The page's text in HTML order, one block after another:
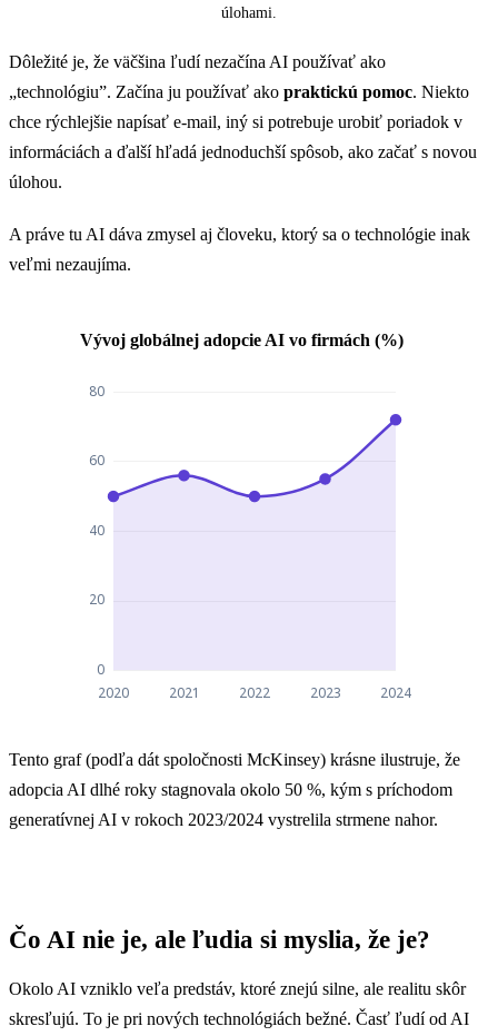
úlohami.
Dôležité je, že väčšina ľudí nezačína AI používať ako
„technológiu”. Začína ju používať ako praktickú pomoc. Niekto
chce rýchlejšie napísať e-mail, iný si potrebuje urobiť poriadok v
informáciách a ďalší hľadá jednoduchší spôsob, ako začať s novou
úlohou.
A práve tu AI dáva zmysel aj človeku, ktorý sa o technológie inak
veľmi nezaujíma.
Vývoj globálnej adopcie AI vo firmách (%)
Vývoj globálnej adopcie AI vo firmách (%)
2020 50
2024 72
Tento graf (podľa dát spoločnosti McKinsey) krásne ilustruje, že
adopcia AI dlhé roky stagnovala okolo 50 %, kým s príchodom
generatívnej AI v rokoch 2023/2024 vystrelila strmene nahor.
Čo AI nie je, ale ľudia si myslia, že je?
Okolo AI vzniklo veľa predstáv, ktoré znejú silne, ale realitu skôr
skresľujú. To je pri nových technológiách bežné. Časť ľudí od AI